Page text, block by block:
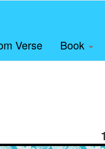
Verse Book